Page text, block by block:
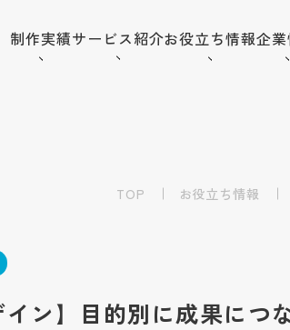
制作実績サービス紹介お役立ち情報企
Osaka：
06-
（平日10:00~19:00）
TOP お役立ち情報
イン】目的別に成果につ